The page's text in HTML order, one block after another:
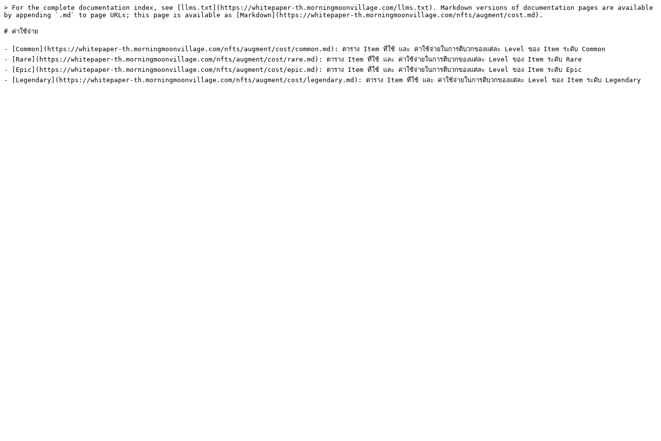
> For the complete documentation index, see [llms.txt](https://whitepaper-th.morningmoonvillage.com/llms.txt). Markdown versions of documentation pages are available
by appending `.md` to page URLs; this page is available as [Markdown](https://whitepaper-th.morningmoonvillage.com/nfts/augment/cost.md).
# ค่าใช้จ่าย
- [Common](https://whitepaper-th.morningmoonvillage.com/nfts/augment/cost/common.md): ตาราง Item ที่ใช้ และ ค่าใช้จ่ายในการตีบวกของแต่ละ Level ของ Item ระดับ Common
- [Rare](https://whitepaper-th.morningmoonvillage.com/nfts/augment/cost/rare.md): ตาราง Item ที่ใช้ และ ค่าใช้จ่ายในการตีบวกของแต่ละ Level ของ Item ระดับ Rare
- [Epic](https://whitepaper-th.morningmoonvillage.com/nfts/augment/cost/epic.md): ตาราง Item ที่ใช้ และ ค่าใช้จ่ายในการตีบวกของแต่ละ Level ของ Item ระดับ Epic